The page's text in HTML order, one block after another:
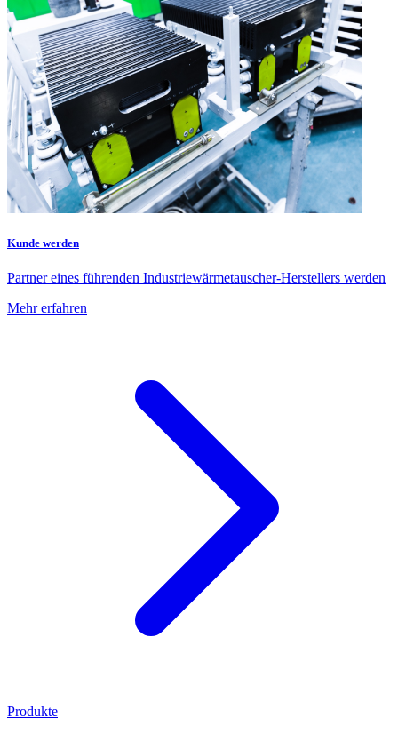
Kunde werden
Partner eines führenden Industriewärmetauscher-Herstellers werden
Mehr erfahren
Produkte